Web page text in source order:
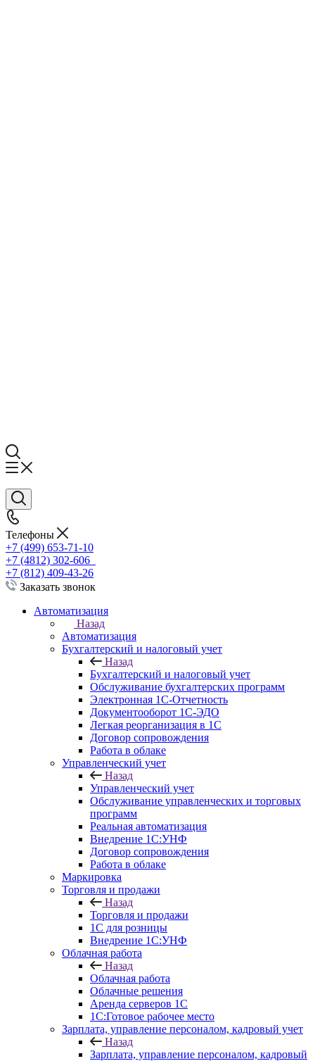
Телефоны
+7 (499) 653-71-10
+7 (4812) 302-606
+7 (812) 409-43-26
Заказать звонок
Автоматизация
Назад
Автоматизация
Бухгалтерский и налоговый учет
Назад
Бухгалтерский и налоговый учет
Обслуживание бухгалтерских программ
Электронная 1С-Отчетность
Документооборот 1С-ЭДО
Легкая реорганизация в 1С
Договор сопровождения
Работа в облаке
Управленческий учет
Назад
Управленческий учет
Обслуживание управленческих и торговых
программ
Реальная автоматизация
Внедрение 1С:УНФ
Договор сопровождения
Работа в облаке
Маркировка
Торговля и продажи
Назад
Торговля и продажи
1С для розницы
Внедрение 1С:УНФ
Облачная работа
Назад
Облачная работа
Облачные решения
Аренда серверов 1С
1C:Готовое рабочее место
Зарплата, управление персоналом, кадровый учет
Назад
Зарплата, управление персоналом, кадровый